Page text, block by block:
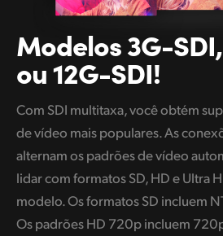
Modelos 3G-SDI,
ou 12G-SDI!
Com SDI multitaxa, você obtém
de vídeo mais populares. As
alternam os padrões de vídeo
lidar com formatos SD, HD e Ultra
modelo. Os formatos SD incluem
Os padrões HD 720p incluem